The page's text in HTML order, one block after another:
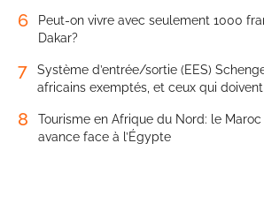
6
Peut-on vivre avec seulement 1000
Dakar?
7
Système d’entrée/sortie (EES)
africains exemptés, et ceux qui
8
Tourisme en Afrique du Nord: le
avance face à l’Égypte